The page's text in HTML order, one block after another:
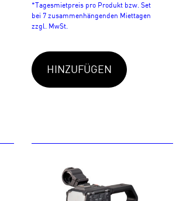
*Tagesmietpreis pro Produkt bzw. Set
bei 7 zusammenhängenden Miettagen
zzgl. MwSt.
HINZUFÜGEN